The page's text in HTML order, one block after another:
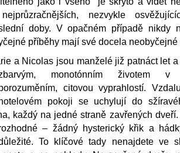
nezvykle
doby. V opačném případě
příběhy mají své docela neobyčejné
a Nicolas jsou manželé již patnáct let
monotónním životem v
citovou vyprahlostí.
pokoji se uchylují do
každý na jedné straně zavřených
– žádný hysterický křik a
To klíčové tady nenajdete ve